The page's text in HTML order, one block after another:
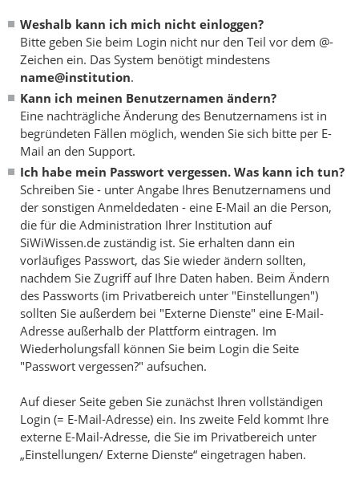
Weshalb kann ich mich nicht einloggen?
Bitte geben Sie beim Login nicht nur den Teil vor dem @-
Zeichen ein. Das System benötigt mindestens
name@institution.
Kann ich meinen Benutzernamen ändern?
Eine nachträgliche Änderung des Benutzernamens ist in
begründeten Fällen möglich, wenden Sie sich bitte per E-
Mail an den Support.
Ich habe mein Passwort vergessen. Was kann ich tun?
Schreiben Sie - unter Angabe Ihres Benutzernamens und
der sonstigen Anmeldedaten - eine E-Mail an die Person,
die für die Administration Ihrer Institution auf
SiWiWissen.de zuständig ist. Sie erhalten dann ein
vorläufiges Passwort, das Sie wieder ändern sollten,
nachdem Sie Zugriff auf Ihre Daten haben. Beim Ändern
des Passworts (im Privatbereich unter "Einstellungen")
sollten Sie außerdem bei "Externe Dienste" eine E-Mail-
Adresse außerhalb der Plattform eintragen. Im
Wiederholungsfall können Sie beim Login die Seite
"Passwort vergessen?" aufsuchen.
Auf dieser Seite geben Sie zunächst Ihren vollständigen
Login (= E-Mail-Adresse) ein. Ins zweite Feld kommt Ihre
externe E-Mail-Adresse, die Sie im Privatbereich unter
„Einstellungen/ Externe Dienste“ eingetragen haben.